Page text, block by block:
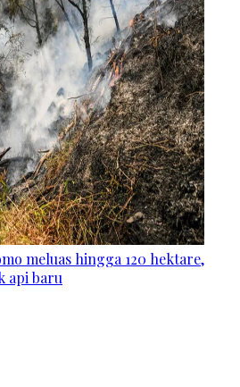
meluas hingga 120 hektare,
api baru